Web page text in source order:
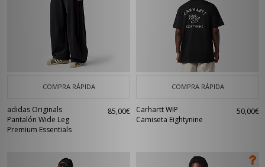
COMPRA RÁPIDA
adidas Originals
Pantalón Wide Leg
Premium Essentials
85,00€
COMPRA RÁPIDA
Carhartt WIP
Camiseta Eightynine
50,00€